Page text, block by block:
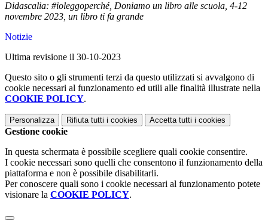
Didascalia: #ioleggoperché, Doniamo un libro alle scuola, 4-12
novembre 2023, un libro ti fa grande
Notizie
Ultima revisione il 30-10-2023
Questo sito o gli strumenti terzi da questo utilizzati si avvalgono di
cookie necessari al funzionamento ed utili alle finalità illustrate nella
COOKIE POLICY.
Personalizza Rifiuta tutti i cookies Accetta tutti i cookies
Gestione cookie
In questa schermata è possibile scegliere quali cookie consentire.
I cookie necessari sono quelli che consentono il funzionamento della
piattaforma e non è possibile disabilitarli.
Per conoscere quali sono i cookie necessari al funzionamento potete
visionare la COOKIE POLICY.